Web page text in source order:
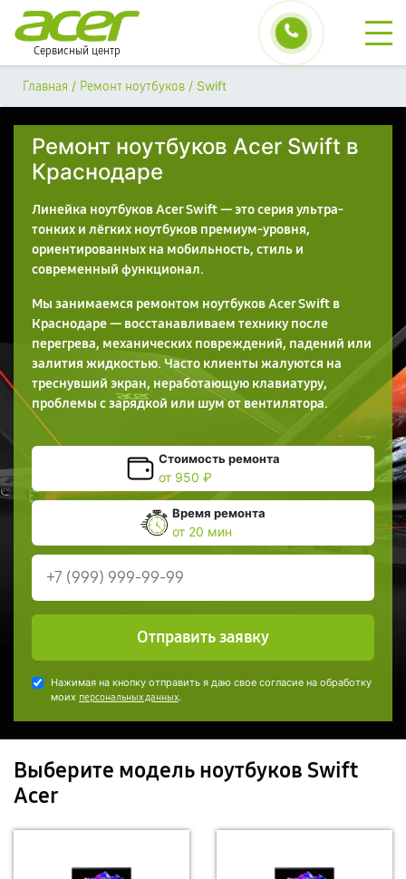
Сервисный центр
Главная / Ремонт ноутбуков / Swift
Ремонт ноутбуков Acer Swift в
Краснодаре
Линейка ноутбуков Acer Swift — это серия ультра-
тонких и лёгких ноутбуков премиум-уровня,
ориентированных на мобильность, стиль и
современный функционал.
Мы занимаемся ремонтом ноутбуков Acer Swift в
Краснодаре — восстанавливаем технику после
перегрева, механических повреждений, падений или
залития жидкостью. Часто клиенты жалуются на
треснувший экран, неработающую клавиатуру,
проблемы с зарядкой или шум от вентилятора.
Стоимость ремонта
от 950 ₽
Время ремонта
от 20 мин
Отправить заявку
Нажимая на кнопку отправить я даю свое согласие на обработку
моих персональных данных.
Выберите модель ноутбуков Swift
Acer